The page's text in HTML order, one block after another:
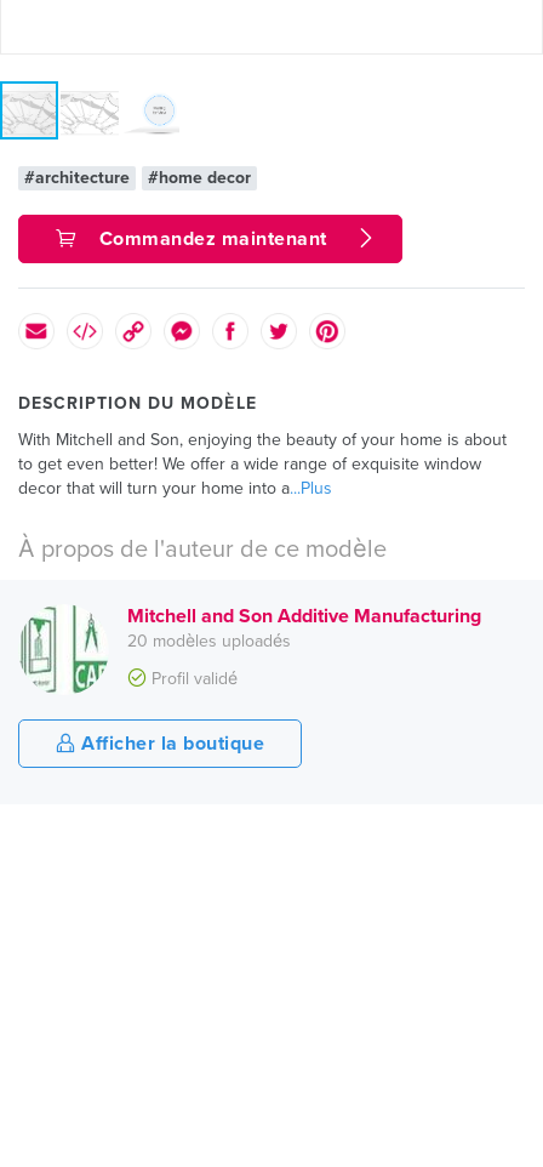
#architecture #home decor
Commandez maintenant
DESCRIPTION DU MODÈLE
With Mitchell and Son, enjoying the beauty of your home is about
to get even better! We offer a wide range of exquisite window
decor that will turn your home into a...Plus
À propos de l'auteur de ce modèle
Mitchell and Son Additive Manufacturing
20 modèles uploadés
Profil validé
Afficher la boutique